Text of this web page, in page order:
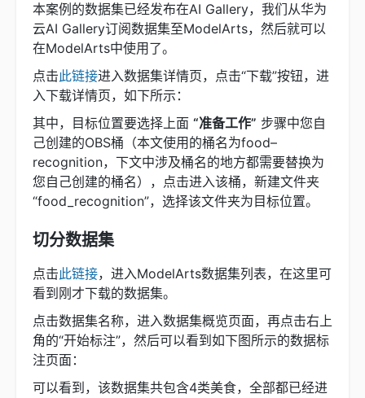
本案例的数据集已经发布在AI Gallery，我们从华为
云AI Gallery订阅数据集至ModelArts，然后就可以
在ModelArts中使用了。
点击此链接进入数据集详情页，点击“下载”按钮，进
入下载详情页，如下所示：
其中，目标位置要选择上面 “准备工作” 步骤中您自
己创建的OBS桶（本文使用的桶名为food–
recognition，下文中涉及桶名的地方都需要替换为
您自己创建的桶名），点击进入该桶，新建文件夹
“food_recognition”，选择该文件夹为目标位置。
切分数据集
点击此链接，进入ModelArts数据集列表，在这里可
看到刚才下载的数据集。
点击数据集名称，进入数据集概览页面，再点击右上
角的“开始标注”，然后可以看到如下图所示的数据标
注页面：
可以看到，该数据集共包含4类美食，全部都已经进